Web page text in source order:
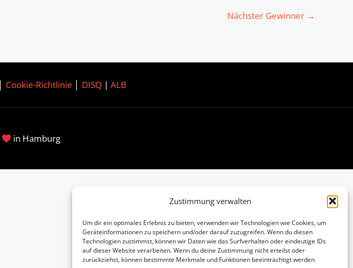
Zustimmung verwalten
Um dir ein optimales Erlebnis zu bieten, verwenden wir Technologien wie Cookies, um
Geräteinformationen zu speichern und/oder darauf zuzugreifen. Wenn du diesen
Technologien zustimmst, können wir Daten wie das Surfverhalten oder eindeutige IDs
auf dieser Website verarbeiten. Wenn du deine Zustimmung nicht erteilst oder
zurückziehst, können bestimmte Merkmale und Funktionen beeinträchtigt werden.
Nächster Gewinner →
Cookie-Richtlinie DISQ| ALB
in Hamburg